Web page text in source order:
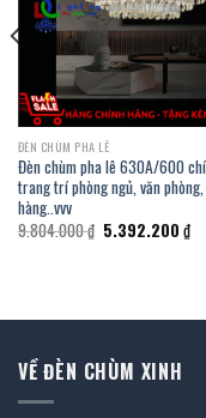
ĐÈN CHÙM PHA LÊ
Đèn chùm pha lê 630A/600
trang trí phòng ngủ, văn
hàng..vvv
9.804.000₫ Giá
gốc
5.392.200 ₫Giá
hiện
VỀ ĐÈN CHÙM XINH